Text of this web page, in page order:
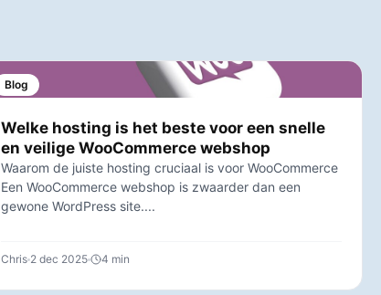
Blog
Welke hosting is het beste voor een snelle
en veilige WooCommerce webshop
Waarom de juiste hosting cruciaal is voor WooCommerce
Een WooCommerce webshop is zwaarder dan een
gewone WordPress site....
Chris 2 dec 2025 4 min